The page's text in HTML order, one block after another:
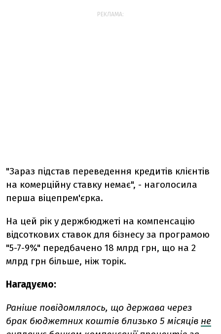
РЕКЛАМА:
"Зараз підстав переведення кредитів клієнтів
на комерційну ставку немає", - наголосила
перша віцепрем'єрка.
На цей рік у держбюджеті на компенсацію
відсоткових ставок для бізнесу за програмою
"5-7-9%" передбачено 18 млрд грн, що на 2
млрд грн більше, ніж торік.
Нагадуємо:
Раніше повідомлялось, що держава через
брак бюджетних коштів близько 5 місяців не